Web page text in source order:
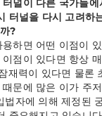
터널을 다시 고려하
?
하면 어떤 이점이
점이 있다면 항상
재력이 있다면 물론
문에 많은 이가 주
법자에 의해 제정된